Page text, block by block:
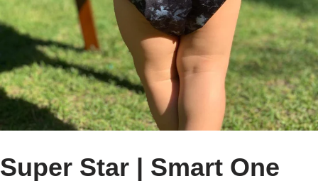
Super Star | Smart One